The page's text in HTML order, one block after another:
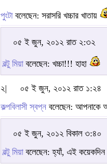
পুংটাবলেছেন: সরাসরি খচ্চার খাতায়
০৫ ই জুন, ২০১২ রাত ২:৩২
বল্টু মিয়াবলেছেন: খচ্চা!!! হাহা
২|
০৫ ই জুন, ২০১২ রাত ১:২৪
কল্পবিলাসী স্বপ্ন বলেছেন: আপনাকে
০৫ ই জুন, ২০১২ বিকাল ৩:৪০
বল্টু মিয়াবলেছেন: হ্যাঁ, এই কয়েকদিন